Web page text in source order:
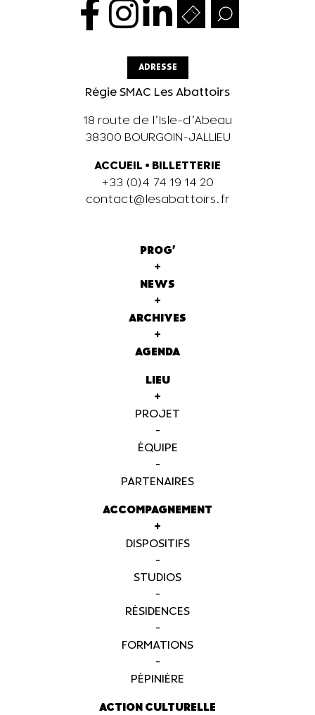
ADRESSE
Régie SMAC Les Abattoirs
18 route de l’Isle-d’Abeau
38300 BOURGOIN-JALLIEU
ACCUEIL • BILLETTERIE
+33 (0)4 74 19 14 20
contact@lesabattoirs.fr
PROG'
+
NEWS
+
ARCHIVES
+
AGENDA
LIEU
+
PROJET
-
ÉQUIPE
-
PARTENAIRES
ACCOMPAGNEMENT
+
DISPOSITIFS
-
STUDIOS
-
RÉSIDENCES
-
FORMATIONS
-
PÉPINIÈRE
ACTION CULTURELLE